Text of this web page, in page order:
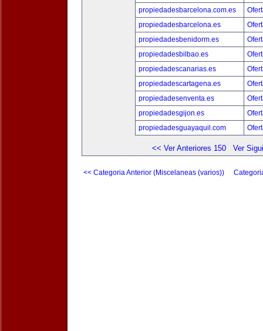
propiedadesbarcelona.com.es
propiedadesbarcelona.es
propiedadesbenidorm.es
propiedadesbilbao.es
propiedadescanarias.es
propiedadescartagena.es
propiedadesenventa.es
propiedadesgijon.es
propiedadesguayaquil.com
<< Ver Anteriores 150 Ver
<< Categoria Anterior (Miscelaneas (varios))